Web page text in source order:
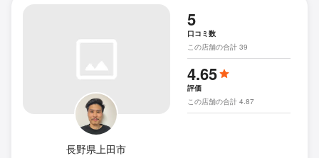
長野県上田市
5
口コミ数
この店舗の合計 39
4.65
評価
この店舗の合計 4.87